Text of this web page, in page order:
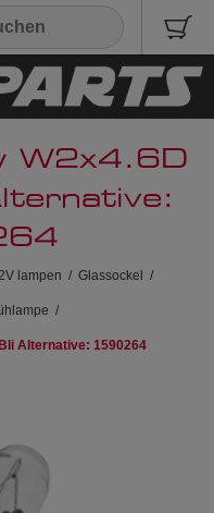
W2x4.6D
lampen / Glassockel /
/
Alternative: 1590264